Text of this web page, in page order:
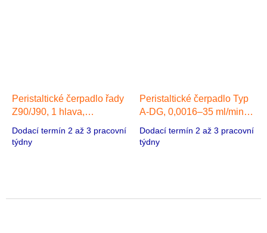
Peristaltické čerpadlo řady
Z90/J90, 1 hlava,
motor typu 90
Dodací termín 2 až 3 pracovní
týdny
Peristaltické čerpadlo Typ
A-DG, 0,0016–35 ml/min, 1
Dodací termín 2 až 3 pracovní
týdny